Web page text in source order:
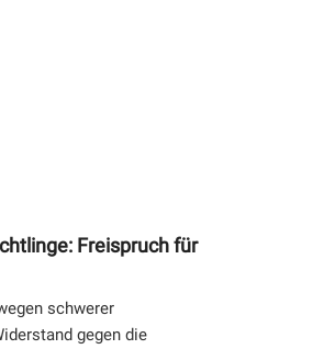
Freispruch für
schwerer
gegen die